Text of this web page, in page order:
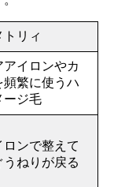
トリィ
アイロンやカ
頻繁に使うハ
ージ毛
ロンで整えて
うねりが戻る